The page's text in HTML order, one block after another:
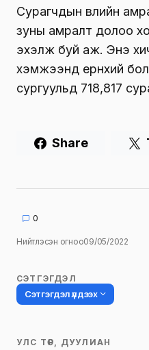
Сурагчдын өвлийн
зуны амралт долоо
эхэлж буй аж. Энэ
хэмжээнд ерөнхий
сургуульд 718,817
Share
0
Нийтлэсэн огноо09/05/2022
СЭТГЭГДЭЛ
Сэтгэгдэл үлдээх
УЛС ТӨР, ДУУЛИАН